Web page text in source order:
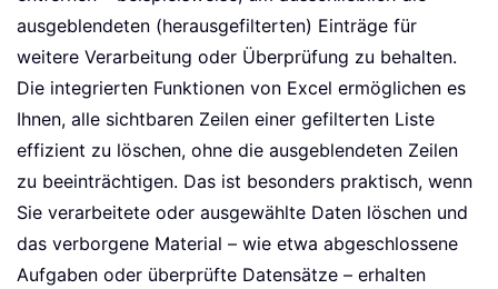
ausgeblendeten (herausgefilterten) Einträge für
weitere Verarbeitung oder Überprüfung zu behalten.
Die integrierten Funktionen von Excel ermöglichen es
Ihnen, alle sichtbaren Zeilen einer gefilterten Liste
effizient zu löschen, ohne die ausgeblendeten Zeilen
zu beeinträchtigen. Das ist besonders praktisch, wenn
Sie verarbeitete oder ausgewählte Daten löschen und
das verborgene Material – wie etwa abgeschlossene
Aufgaben oder überprüfte Datensätze – erhalten